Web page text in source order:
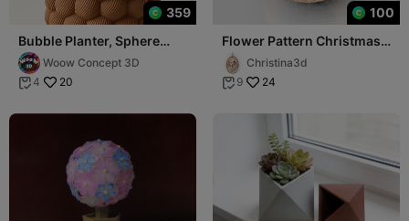
359
Bubble Planter, Sphere
Pattern Plant Pot
Woow Concept 3D
 4 20
100
Flower Pattern Christmas
Ball
Christina3d
 9 24